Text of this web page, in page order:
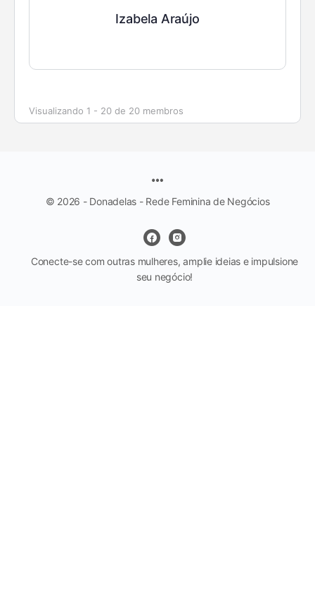
Izabela Araújo
Visualizando 1 - 20 de 20 membros
© 2026 - Donadelas - Rede Feminina de Negócios
Conecte-se com outras mulheres, amplie ideias e impulsione
seu negócio!